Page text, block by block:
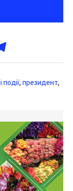
події, президент,